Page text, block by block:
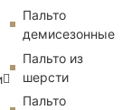
Пальто
демисезонные
Пальто из
шерсти
Пальто